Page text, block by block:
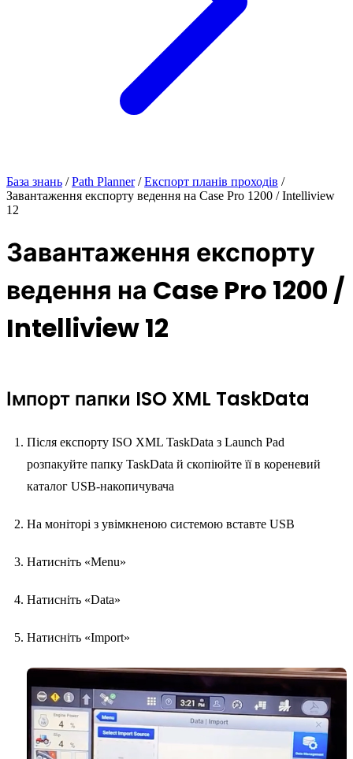
База знань / Path Planner / Експорт планів проходів /
Завантаження експорту ведення на Case Pro 1200 / Intelliview
12
Завантаження експорту
ведення на Case Pro 1200 /
Intelliview 12
Імпорт папки ISO XML TaskData
Після експорту ISO XML TaskData з Launch Pad
розпакуйте папку TaskData й скопіюйте її в кореневий
каталог USB-накопичувача
На моніторі з увімкненою системою вставте USB
Натисніть «Menu»
Натисніть «Data»
Натисніть «Import»